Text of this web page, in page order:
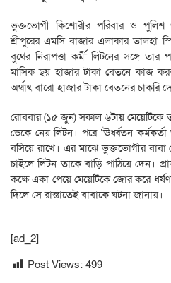
ভুক্তভোগী কিশোরীর পরিবার ও পুলিশ
শ্রীপুরের এমসি বাজার এলাকার তালহা
বুথের নিরাপত্তা কর্মী লিটনের সঙ্গে
মাসিক ছয় হাজার টাকা বেতনে কাজ
অর্থাৎ বারো হাজার টাকা বেতনের চাকরি
রোববার (১৫ জুন) সকাল ৬টায় মেয়েটিকে
ডেকে নেয় লিটন। পরে ‘ঊর্ধ্বতন
বসিয়ে রাখে। এর মাঝে ভুক্তভোগীর বাবা
চাইলে লিটন তাকে বাড়ি পাঠিয়ে দেন।
কক্ষে একা পেয়ে মেয়েটিকে জোর করে
দিলে সে রাস্তাতেই বাবাকে ঘটনা জানায়।
[ad_2]
Post Views: 499